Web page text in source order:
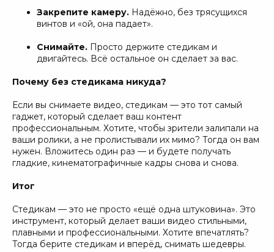
Закрепите камеру. Надёжно, без трясущихся
винтов и «ой, она падает».
Снимайте. Просто держите стедикам и
двигайтесь. Всё остальное он сделает за вас.
Почему без стедикама никуда?
Если вы снимаете видео, стедикам — это тот самый
гаджет, который сделает ваш контент
профессиональным. Хотите, чтобы зрители залипали на
ваши ролики, а не пролистывали их мимо? Тогда он вам
нужен. Вложитесь один раз — и будете получать
гладкие, кинематографичные кадры снова и снова.
Итог
Стедикам — это не просто «ещё одна штуковина». Это
инструмент, который делает ваши видео стильными,
плавными и профессиональными. Хотите впечатлять?
Тогда берите стедикам и вперёд, снимать шедевры.